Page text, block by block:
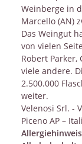
Weinberge in
Marcello (AN)
Das Weingut
von vielen
Robert Parker,
viele andere.
2.500.000
weiter.
Velenosi Srl. -
Piceno AP –